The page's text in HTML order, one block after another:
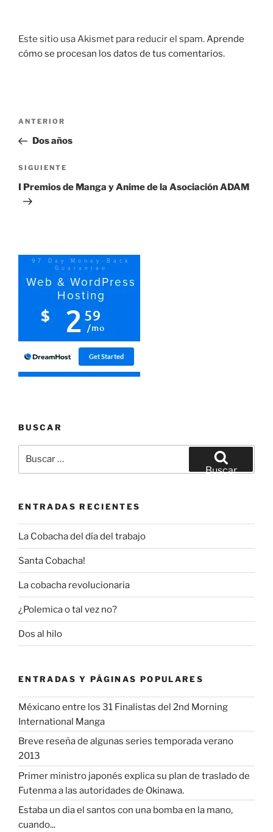
Este sitio usa Akismet para reducir el spam.Aprende
cómo se procesan los datos de tus comentarios.
Navegación
entradas
Entrada
anterior:
ANTERIOR
Dos años
Siguiente
entrada
SIGUIENTE
I Premios de Manga y Anime de la Asociación ADAM
BUSCAR
por:
Buscar
ENTRADAS RECIENTES
La Cobacha del día del trabajo
Santa Cobacha!
La cobacha revolucionaria
¿Polemica o tal vez no?
Dos al hilo
ENTRADAS Y PÁGINAS POPULARES
Méxicano entre los 31 Finalistas del 2nd Morning
International Manga
Breve reseña de algunas series temporada verano
2013
Primer ministro japonés explica su plan de traslado de
Futenma a las autoridades de Okinawa.
Estaba un dia el santos con una bomba en la mano,
cuando...